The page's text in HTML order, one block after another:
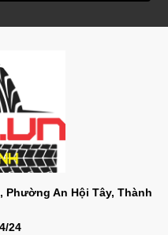
Phường An Hội Tây, Thành
24